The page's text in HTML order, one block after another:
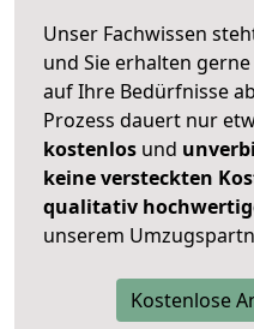
Unser Fachwissen
und Sie erhalten
auf Ihre Bedürfnisse
Prozess dauert nur
kostenlos und
keine versteckten
qualitativ
unserem
Kostenlose